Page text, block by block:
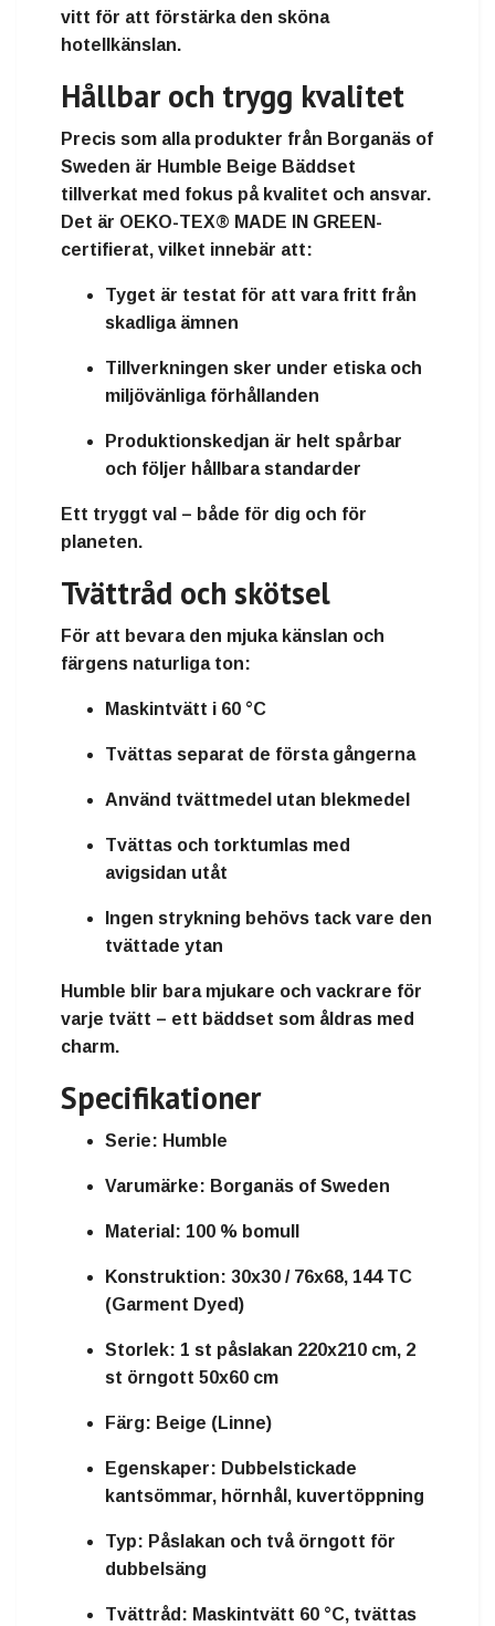
vitt för att förstärka den sköna
hotellkänslan.
Hållbar och trygg kvalitet
Precis som alla produkter från Borganäs of
Sweden är Humble Beige Bäddset
tillverkat med fokus på kvalitet och ansvar.
Det är OEKO-TEX® MADE IN GREEN-
certifierat, vilket innebär att:
Tyget är testat för att vara fritt från
skadliga ämnen
Tillverkningen sker under etiska och
miljövänliga förhållanden
Produktionskedjan är helt spårbar
och följer hållbara standarder
Ett tryggt val – både för dig och för
planeten.
Tvättråd och skötsel
För att bevara den mjuka känslan och
färgens naturliga ton:
Maskintvätt i 60 °C
Tvättas separat de första gångerna
Använd tvättmedel utan blekmedel
Tvättas och torktumlas med
avigsidan utåt
Ingen strykning behövs tack vare den
tvättade ytan
Humble blir bara mjukare och vackrare för
varje tvätt – ett bäddset som åldras med
charm.
Specifikationer
Serie: Humble
Varumärke: Borganäs of Sweden
Material: 100 % bomull
Konstruktion: 30x30 / 76x68, 144 TC
(Garment Dyed)
Storlek: 1 st påslakan 220x210 cm, 2
st örngott 50x60 cm
Färg: Beige (Linne)
Egenskaper: Dubbelstickade
kantsömmar, hörnhål, kuvertöppning
Typ: Påslakan och två örngott för
dubbelsäng
Tvättråd: Maskintvätt 60 °C, tvättas